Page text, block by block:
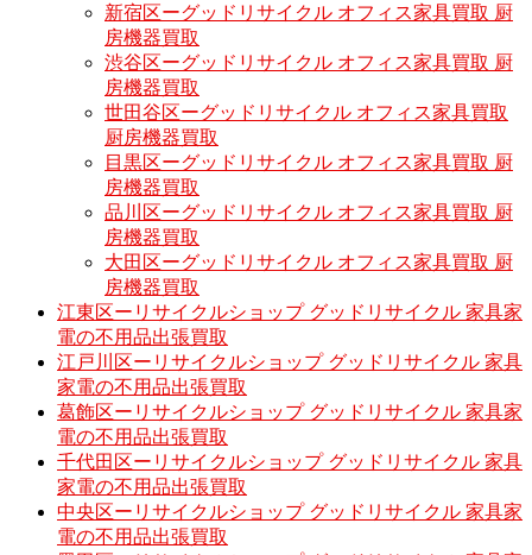
新宿区ーグッドリサイクル オフィス家具買取 厨
房機器買取
渋谷区ーグッドリサイクル オフィス家具買取 厨
房機器買取
世田谷区ーグッドリサイクル オフィス家具買取
厨房機器買取
目黒区ーグッドリサイクル オフィス家具買取 厨
房機器買取
品川区ーグッドリサイクル オフィス家具買取 厨
房機器買取
大田区ーグッドリサイクル オフィス家具買取 厨
房機器買取
江東区ーリサイクルショップ グッドリサイクル 家具家
電の不用品出張買取
江戸川区ーリサイクルショップ グッドリサイクル 家具
家電の不用品出張買取
葛飾区ーリサイクルショップ グッドリサイクル 家具家
電の不用品出張買取
千代田区ーリサイクルショップ グッドリサイクル 家具
家電の不用品出張買取
中央区ーリサイクルショップ グッドリサイクル 家具家
電の不用品出張買取